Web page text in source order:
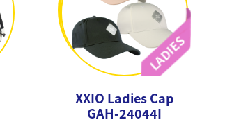
XXIO Ladies Cap
GAH-24044I